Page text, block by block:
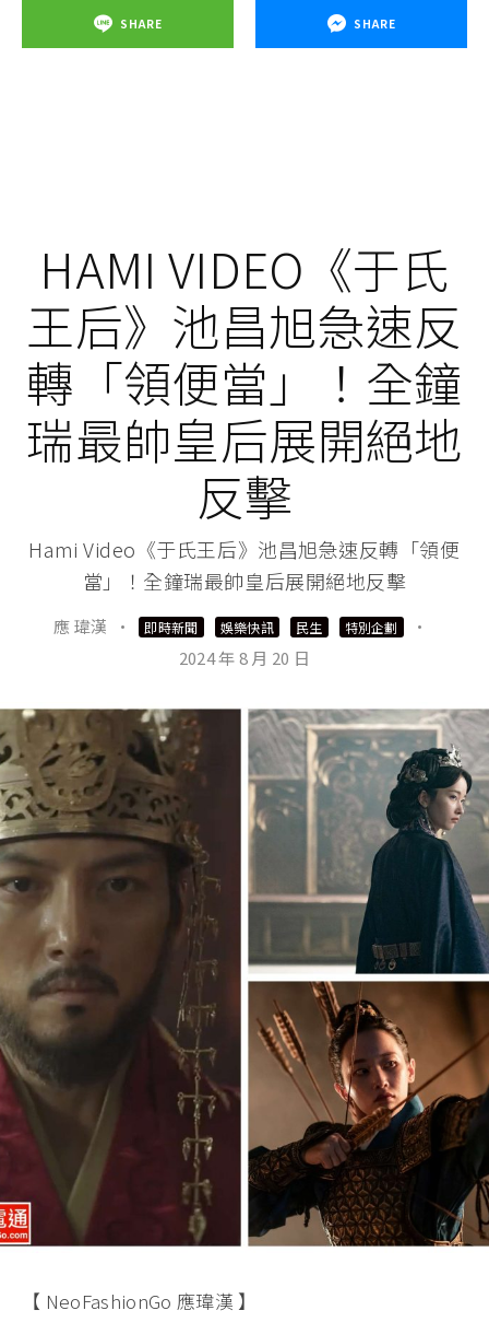
SHARE SHARE
HAMI VIDEO《于氏
王后》池昌旭急速反
轉「領便當」！全鐘
瑞最帥皇后展開絕地
反擊
Hami Video《于氏王后》池昌旭急速反轉「領便
當」！全鐘瑞最帥皇后展開絕地反擊
應 瑋漢 · 即時新聞 娛樂快訊 民生 特別企劃
·
2024 年 8 月 20 日
【 NeoFashionGo 應瑋漢 】